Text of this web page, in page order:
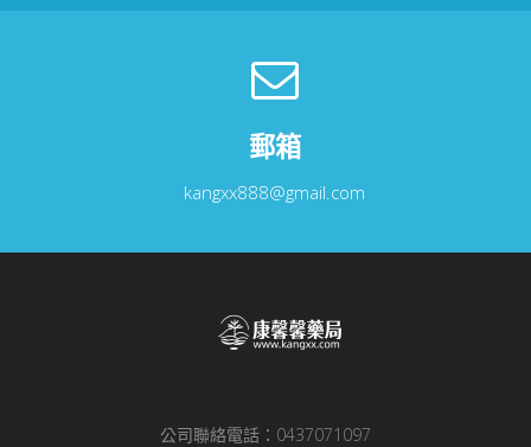
郵箱
kangxx888@gmail.com
公司聯絡電話：0437071097